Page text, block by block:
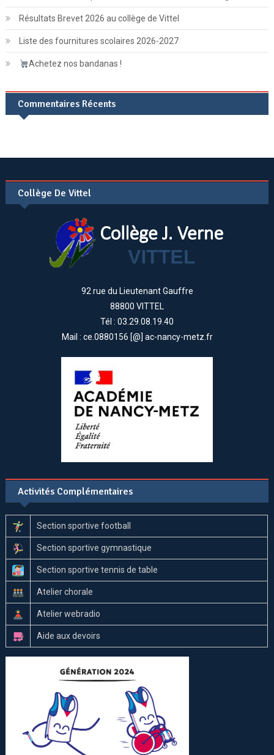
Résultats Brevet 2026 au collège de Vittel
Liste des fournitures scolaires 2026-2027
Achetez nos bandanas !
Commentaires Récents
Collège De Vittel
92 rue du Lieutenant Gauffre
88800 VITTEL
Tél : 03.29.08.19.40
Mail : ce.0880156 [@] ac-nancy-metz.fr
Activités Complémentaires
Section sportive football
Section sportive gymnastique
Section sportive tennis de table
Atelier chorale
Atelier webradio
Aide aux devoirs